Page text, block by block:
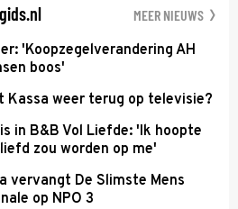
MEER NIEUWS
'Koopzegelverandering AH
boos'
Kassa weer terug op televisie?
in B&B Vol Liefde: 'Ik hoopte
zou worden op me'
vervangt De Slimste Mens
op NPO 3